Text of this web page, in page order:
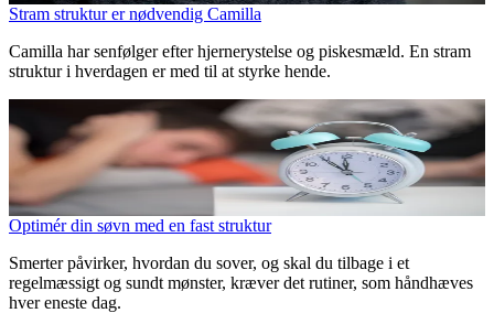
Stram struktur er nødvendig Camilla
Camilla har senfølger efter hjernerystelse og piskesmæld. En stram
struktur i hverdagen er med til at styrke hende.
Optimér din søvn med en fast struktur
Smerter påvirker, hvordan du sover, og skal du tilbage i et
regelmæssigt og sundt mønster, kræver det rutiner, som håndhæves
hver eneste dag.